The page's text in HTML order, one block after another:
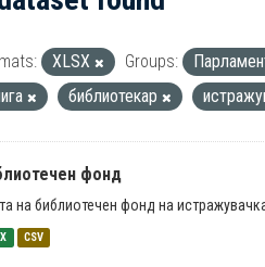
XLSX Groups:
библиотекар
фонд
на библиотечен фонд на
CSV